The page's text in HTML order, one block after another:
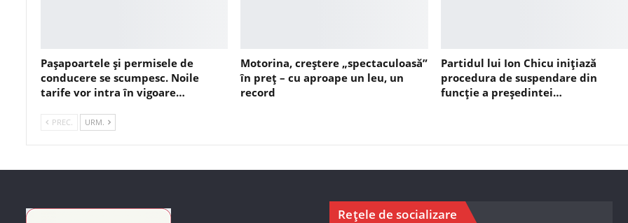
Pașapoartele și permisele de
conducere se scumpesc. Noile
tarife vor intra în vigoare…
Motorina, creștere „spectaculoasă”
în preț – cu aproape un leu, un
record
Partidul lui Ion Chicu inițiază
procedura de suspendare din
funcție a președintei…
PREC. URM.
Rețele de socializare